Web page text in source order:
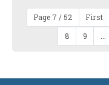
Page 7 / 52 First
8
9